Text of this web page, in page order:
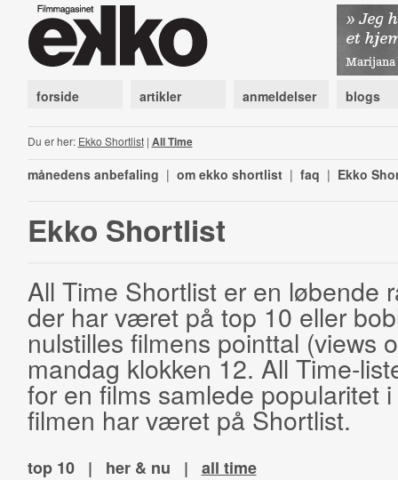
forside artikler anmeldelser blogs
Du er her: Ekko Shortlist| All Time
månedens anbefaling | om ekko shortlist | faq | Ekko
Ekko Shortlist
All Time Shortlist er en løbende
der har været på top 10 eller
nulstilles filmens pointtal (views
mandag klokken 12. All Time-
for en films samlede popularitet
filmen har været på Shortlist.
top 10 | her & nu | all time